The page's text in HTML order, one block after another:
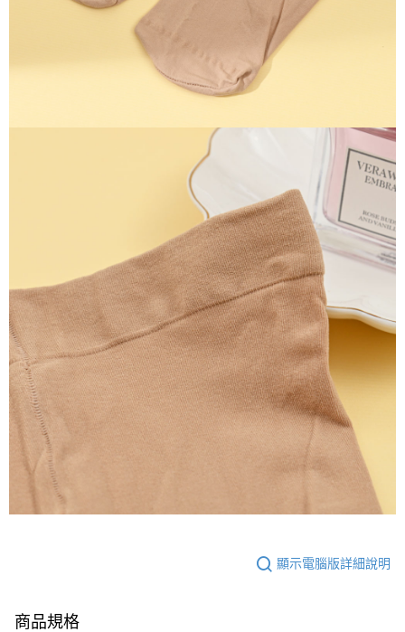
顯示電腦版詳細說明
商品規格